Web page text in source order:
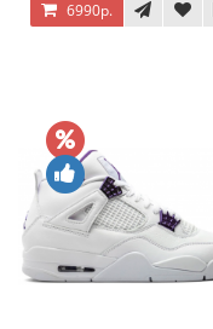
6990р.